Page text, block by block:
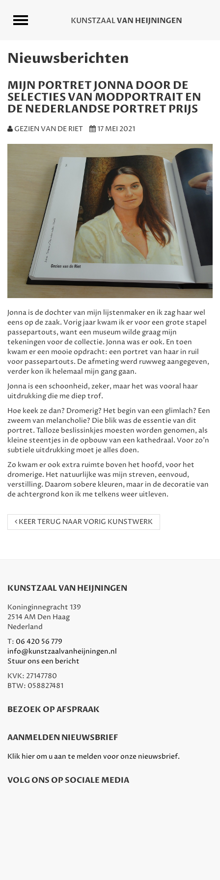
Nieuwsberichten
MIJN PORTRET JONNA DOOR DE
SELECTIES VAN MODPORTRAIT EN
DE NEDERLANDSE PORTRET PRIJS
GEZIEN VAN DE RIET 17 MEI 2021
Jonna is de dochter van mijn lijstenmaker en ik zag haar wel
eens op de zaak. Vorig jaar kwam ik er voor een grote stapel
passepartouts, want een museum wilde graag mijn
tekeningen voor de collectie. Jonna was er ook. En toen
kwam er een mooie opdracht: een portret van haar in ruil
voor passepartouts. De afmeting werd ruwweg aangegeven,
verder kon ik helemaal mijn gang gaan.
Jonna is een schoonheid, zeker, maar het was vooral haar
uitdrukking die me diep trof.
Hoe keek ze dan? Dromerig? Het begin van een glimlach? Een
zweem van melancholie? Die blik was de essentie van dit
portret. Talloze beslissinkjes moesten worden genomen, als
kleine steentjes in de opbouw van een kathedraal. Voor zo’n
subtiele uitdrukking moet je alles doen.
Zo kwam er ook extra ruimte boven het hoofd, voor het
dromerige. Het natuurlijke was mijn streven, eenvoud,
verstilling. Daarom sobere kleuren, maar in de decoratie van
de achtergrond kon ik me telkens weer uitleven.
KEER TERUG NAAR VORIG KUNSTWERK
KUNSTZAAL VAN HEIJNINGEN
Koninginnegracht 139
2514 AM Den Haag
Nederland
T: 06 420 56 779
info@kunstzaalvanheijningen.nl
Stuur ons een bericht
KVK: 27147780
BTW: 058827481
BEZOEK OP AFSPRAAK
AANMELDEN NIEUWSBRIEF
Klik hier om u aan te melden voor onze nieuwsbrief.
VOLG ONS OP SOCIALE MEDIA